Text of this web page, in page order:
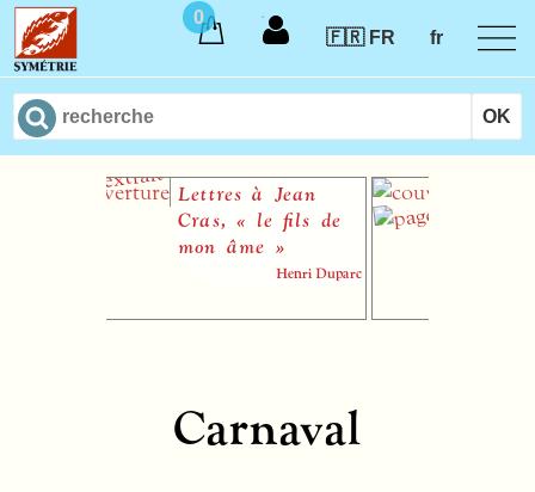
0
🇫🇷 FR
fr
Lettres à Jean
Cras, « le fils de
mon âme »
Henri Duparc
Carnaval